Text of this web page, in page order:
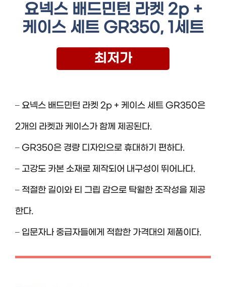
요넥스 배드민턴 라켓 2p +
케이스 세트 GR350, 1세트
최저가
– 요넥스 배드민턴 라켓 2p + 케이스 세트 GR350은
2개의 라켓과 케이스가 함께 제공된다.
– GR350은 경량 디자인으로 휴대하기 편하다.
– 고강도 카본 소재로 제작되어 내구성이 뛰어나다.
– 적절한 길이와 티 그립 감으로 탁월한 조작성을 제공
한다.
– 입문자나 중급자들에게 적합한 가격대의 제품이다.